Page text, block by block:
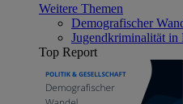
Weitere Themen
Demografischer
Jugendkriminalität in
Top Report